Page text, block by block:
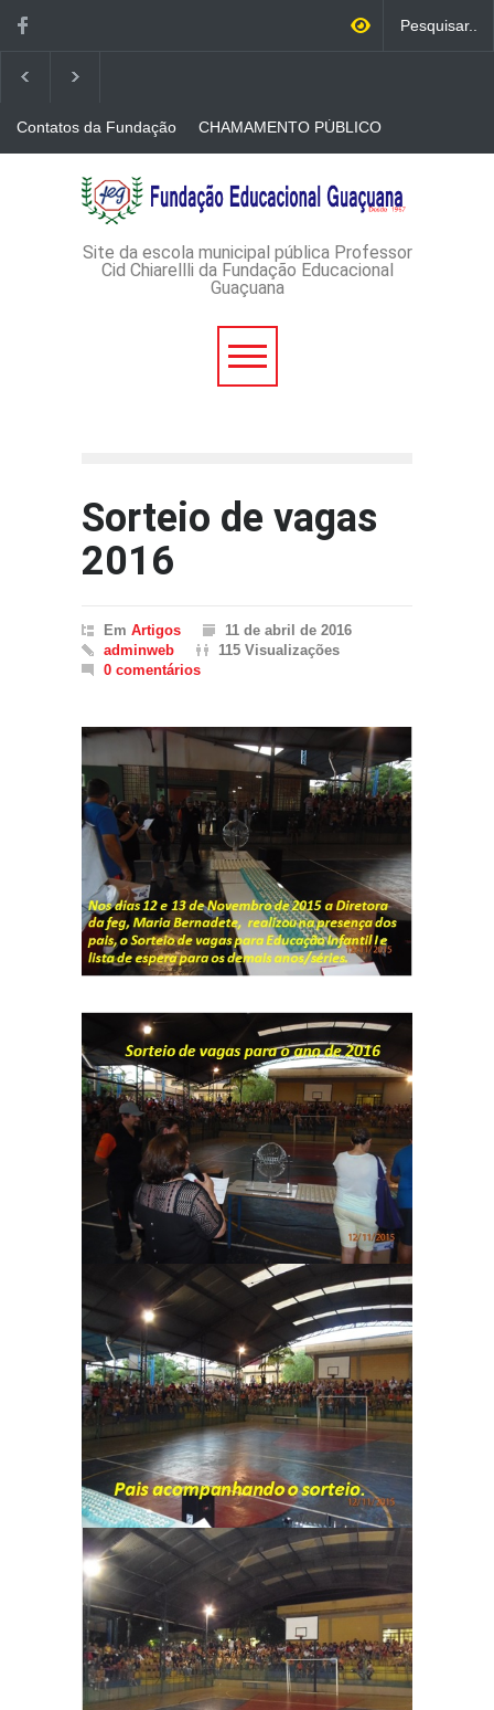
Contatos da Fundação
CHAMAMENTO PÚBLICO
CREDENCIAMENTO DE
IMPRESSOS
AVISO DE DISPENSA DE
LICITAÇÃO - DISPENSA DE
LICITAÇÃO Nº 53/2026-
ADMINISTRATIVO Nº
Site da escola municipal pública Professor
Cid Chiarellli da Fundação Educacional
Guaçuana
Sorteio de vagas
2016
Em Artigos
11 de abril de 2016
adminweb
115 Visualizações
0 comentários